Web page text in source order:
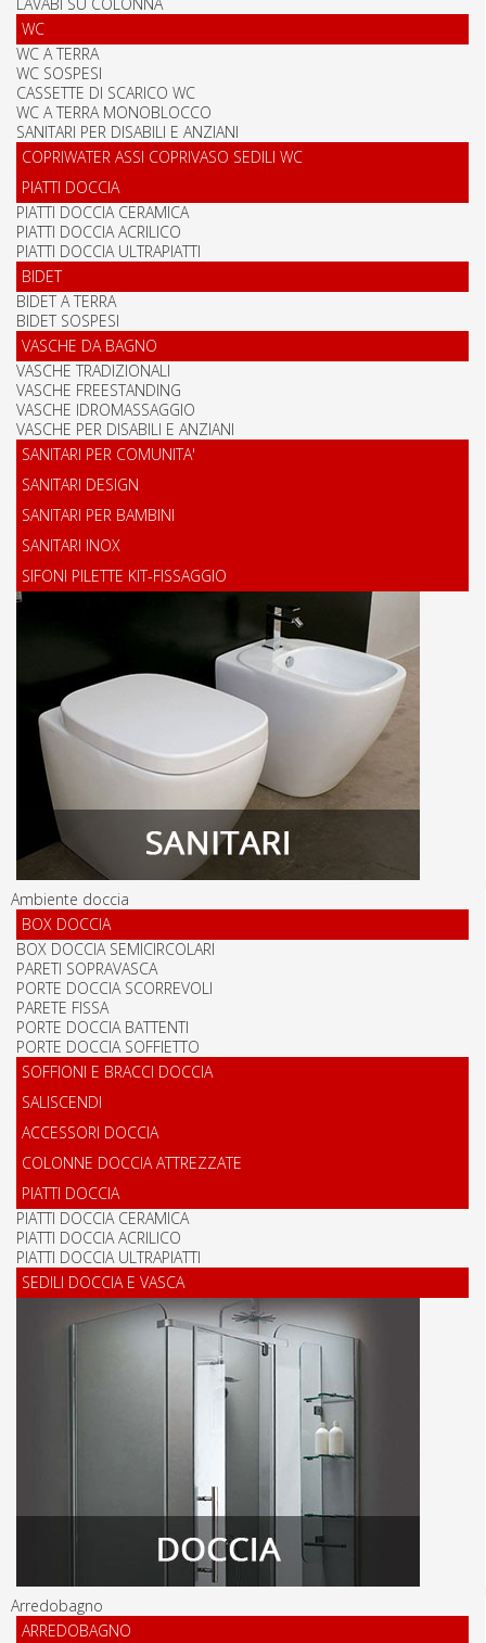
WC
WC A TERRA
WC SOSPESI
CASSETTE DI SCARICO WC
WC A TERRA MONOBLOCCO
SANITARI PER DISABILI E ANZIANI
COPRIWATER ASSI COPRIVASO SEDILI WC
PIATTI DOCCIA
PIATTI DOCCIA CERAMICA
PIATTI DOCCIA ACRILICO
PIATTI DOCCIA ULTRAPIATTI
BIDET
BIDET A TERRA
BIDET SOSPESI
VASCHE DA BAGNO
VASCHE TRADIZIONALI
VASCHE FREESTANDING
VASCHE IDROMASSAGGIO
VASCHE PER DISABILI E ANZIANI
SANITARI PER COMUNITA'
SANITARI DESIGN
SANITARI PER BAMBINI
SANITARI INOX
SIFONI PILETTE KIT-FISSAGGIO
Ambiente doccia
BOX DOCCIA
BOX DOCCIA SEMICIRCOLARI
PARETI SOPRAVASCA
PORTE DOCCIA SCORREVOLI
PARETE FISSA
PORTE DOCCIA BATTENTI
PORTE DOCCIA SOFFIETTO
SOFFIONI E BRACCI DOCCIA
SALISCENDI
ACCESSORI DOCCIA
COLONNE DOCCIA ATTREZZATE
PIATTI DOCCIA
PIATTI DOCCIA CERAMICA
PIATTI DOCCIA ACRILICO
PIATTI DOCCIA ULTRAPIATTI
SEDILI DOCCIA E VASCA
Arredobagno
ARREDOBAGNO